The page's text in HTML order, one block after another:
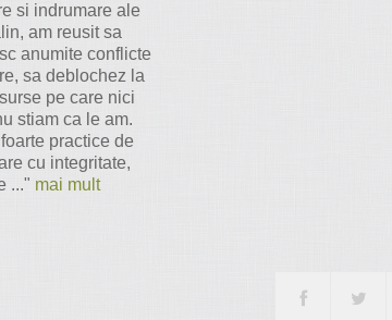
si indrumare ale
am reusit sa
anumite conflicte
sa deblochez la
pe care nici
stiam ca le am.
practice de
cu integritate,
..." mai mult